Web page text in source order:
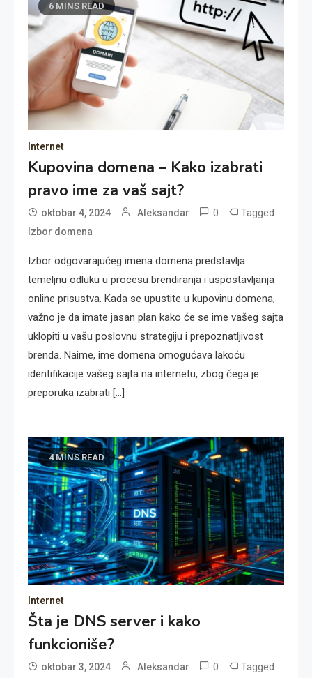
6 MINS READ
Internet
Kupovina domena – Kako izabrati
pravo ime za vaš sajt?
oktobar 4, 2024 Aleksandar 0 Tagged
Izbor domena
Izbor odgovarajućeg imena domena predstavlja
temeljnu odluku u procesu brendiranja i uspostavljanja
online prisustva. Kada se upustite u kupovinu domena,
važno je da imate jasan plan kako će se ime vašeg sajta
uklopiti u vašu poslovnu strategiju i prepoznatljivost
brenda. Naime, ime domena omogućava lakoću
identifikacije vašeg sajta na internetu, zbog čega je
preporuka izabrati […]
4 MINS READ
Internet
Šta je DNS server i kako
funkcioniše?
oktobar 3, 2024 Aleksandar 0 Tagged